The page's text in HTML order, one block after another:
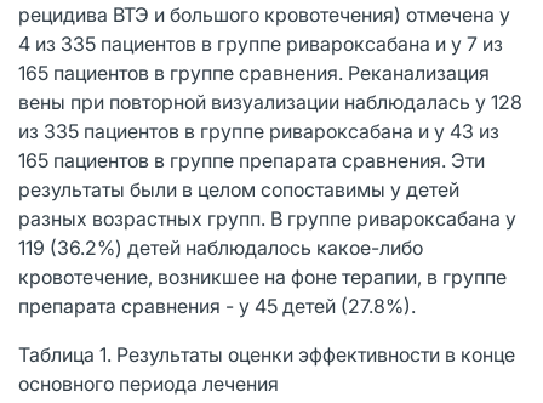
рецидива ВТЭ и большого кровотечения) отмечена у
4 из 335 пациентов в группе ривароксабана и у 7 из
165 пациентов в группе сравнения. Реканализация
вены при повторной визуализации наблюдалась у 128
из 335 пациентов в группе ривароксабана и у 43 из
165 пациентов в группе препарата сравнения. Эти
результаты были в целом сопоставимы у детей
разных возрастных групп. В группе ривароксабана у
119 (36.2%) детей наблюдалось какое-либо
кровотечение, возникшее на фоне терапии, в группе
препарата сравнения - у 45 детей (27.8%).
Таблица 1. Результаты оценки эффективности в конце
основного периода лечения